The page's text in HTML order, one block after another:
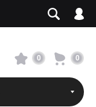
0 0